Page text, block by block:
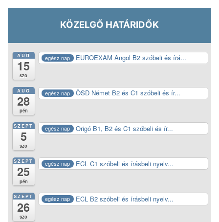
KÖZELGŐ HATÁRIDŐK
AUG
15
szo
egész nap EUROEXAM Angol B2 szóbeli és írá...
AUG
28
pén
egész nap ÖSD Német B2 és C1 szóbeli és ír...
SZEPT
5
szo
egész nap Origó B1, B2 és C1 szóbeli és ír...
SZEPT
25
pén
egész nap ECL C1 szóbeli és írásbeli nyelv...
SZEPT
26
szo
egész nap ECL B2 szóbeli és írásbeli nyelv...